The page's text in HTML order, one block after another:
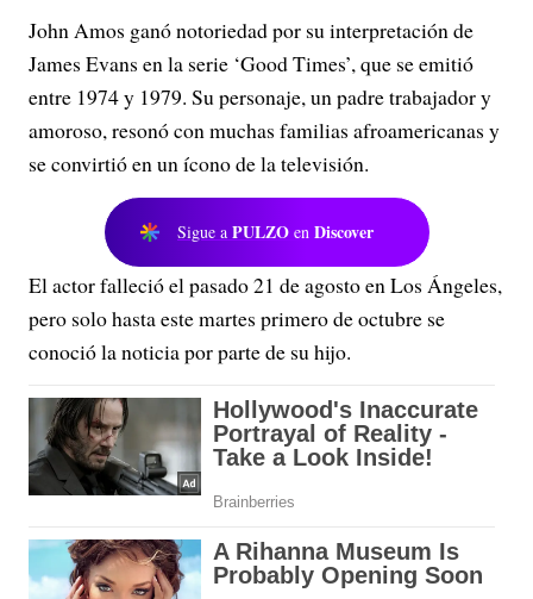
John Amos ganó notoriedad por su interpretación de
James Evans en la serie ‘Good Times’, que se emitió
entre 1974 y 1979. Su personaje, un padre trabajador y
amoroso, resonó con muchas familias afroamericanas y
se convirtió en un ícono de la televisión.
Sigue a PULZO en Discover
El actor falleció el pasado 21 de agosto en Los Ángeles,
pero solo hasta este martes primero de octubre se
conoció la noticia por parte de su hijo.